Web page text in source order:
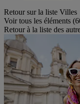
Retour sur la liste Villes
Voir tous les éléments
Retour à la liste des